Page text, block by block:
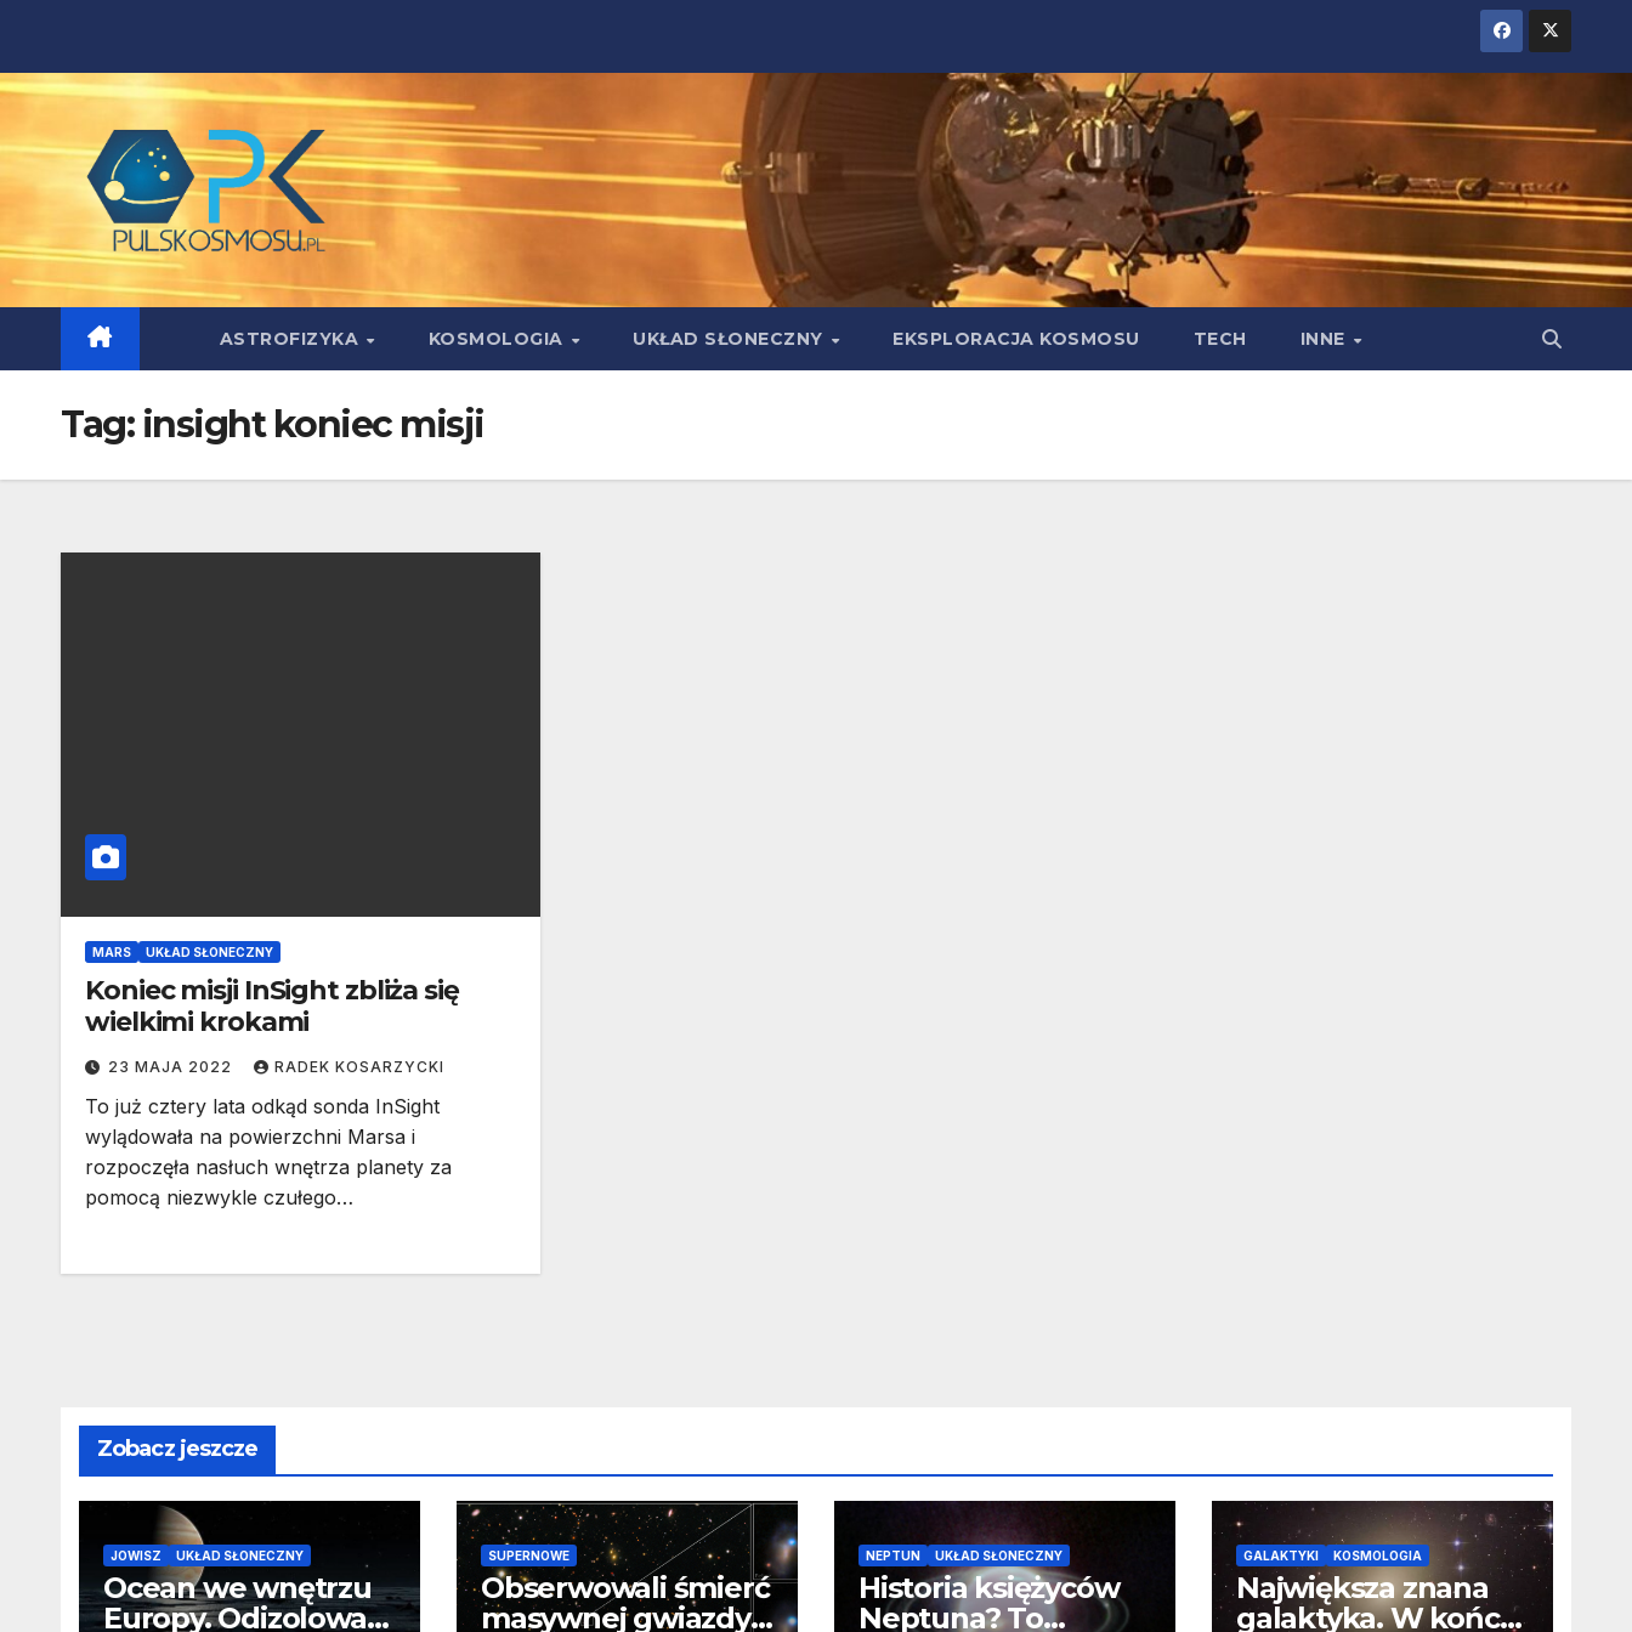
content
ASTROFIZYKA KOSMOLOGIA UKŁAD SŁONECZNY EKSPLORACJA KOSMOSU TECH INNE
Tag: insight koniec misji
MARS UKŁAD SŁONECZNY
Koniec misji InSight zbliża się
wielkimi krokami
23 MAJA 2022 RADEK KOSARZYCKI
To już cztery lata odkąd sonda InSight
wylądowała na powierzchni Marsa i
rozpoczęła nasłuch wnętrza planety za
pomocą niezwykle czułego…
Zobacz jeszcze
JOWISZ UKŁAD SŁONECZNY
Ocean we wnętrzu
Europy. Odizolowani
SUPERNOWE
Obserwowali śmierć
masywnej gwiazdy
NEPTUN UKŁAD SŁONECZNY
Historia księżyców
Neptuna? To
GALAKTYKI KOSMOLOGIA
Największa znana
galaktyka. W końcu